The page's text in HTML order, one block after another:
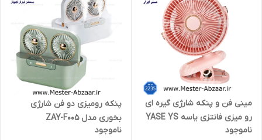
مینی فن و پنکه شارژی گیره ای
رو میزی فانتزی یاسه YASE YS
2235
ناموجود
پنکه رومیزی دو فن شارژی
بخوری مدل ZAY-F005
ناموجود